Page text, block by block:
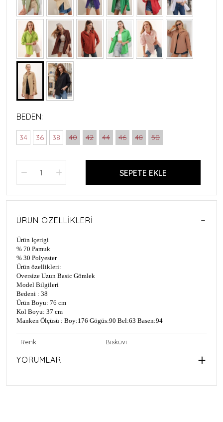
BEDEN:
34 36 38 40 42 44 46 48 50
SEPETE EKLE
ÜRÜN ÖZELLIKLERI
Ürün Içerigi
% 70 Pamuk
% 30 Polyester
Ürün özellikleri:
Oversize Uzun Basic Gömlek
Model Bilgileri
Bedeni : 38
Ürün Boyu: 76 cm
Kol Boyu: 37 cm
Manken Ölçüsü : Boy:176 Gögüs:90 Bel:63 Basen:94
Renk Bisküvi
YORUMLAR